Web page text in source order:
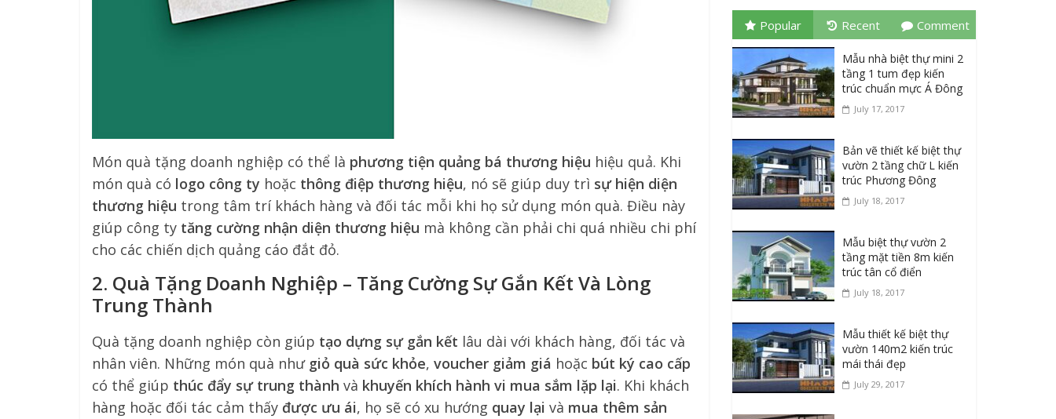
Món quà tặng doanh nghiệp có thể là phương tiện quảng bá thương hiệu hiệu quả. Khi
món quà có logo công ty hoặc thông điệp thương hiệu, nó sẽ giúp duy trì sự hiện diện
thương hiệu trong tâm trí khách hàng và đối tác mỗi khi họ sử dụng món quà. Điều này
giúp công ty tăng cường nhận diện thương hiệu mà không cần phải chi quá nhiều chi phí
cho các chiến dịch quảng cáo đắt đỏ.
2. Quà Tặng Doanh Nghiệp – Tăng Cường Sự Gắn Kết Và Lòng
Trung Thành
Quà tặng doanh nghiệp còn giúp tạo dựng sự gắn kết lâu dài với khách hàng, đối tác và
nhân viên. Những món quà như giỏ quà sức khỏe, voucher giảm giá hoặc bút ký cao cấp
có thể giúp thúc đẩy sự trung thành và khuyến khích hành vi mua sắm lặp lại. Khi khách
hàng hoặc đối tác cảm thấy được ưu ái, họ sẽ có xu hướng quay lại và mua thêm sản
Popular Recent Comment
Mẫu nhà biệt thự mini 2
tầng 1 tum đẹp kiến
trúc chuẩn mực Á Đông
July 17, 2017
Bản vẽ thiết kế biệt thự
vườn 2 tầng chữ L kiến
trúc Phương Đông
July 18, 2017
Mẫu biệt thự vườn 2
tầng mặt tiền 8m kiến
trúc tân cổ điển
July 18, 2017
Mẫu thiết kế biệt thự
vườn 140m2 kiến trúc
mái thái đẹp
July 29, 2017